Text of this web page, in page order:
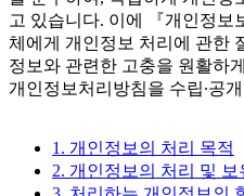
고 있습니다. 이에 『개인정보
체에게 개인정보 처리에 관한
정보와 관련한 고충을 원활하
개인정보처리방침을 수립∙공
1. 개인정보의 처리 목적
2. 개인정보의 처리 및 보